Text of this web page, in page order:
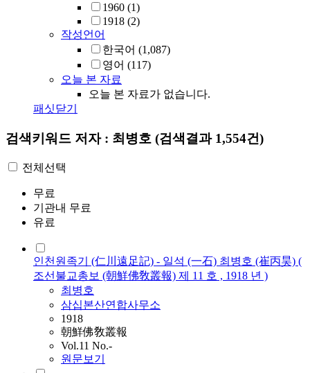
1960 (1)
1918 (2)
작성언어
한국어 (1,087)
영어 (117)
오늘 본 자료
오늘 본 자료가 없습니다.
패싯닫기
검색키워드 저자 : 최병호 (검색결과 1,554건)
전체선택
무료
기관내 무료
유료
인천원족기 (仁川遠足記) - 일석 (一石) 최병호 (崔丙昊) (
조선불교총보 (朝鮮佛敎叢報) 제 11 호 , 1918 년 )
최병호
삼십본산연합사무소
1918
朝鮮佛敎叢報
Vol.11 No.-
원문보기